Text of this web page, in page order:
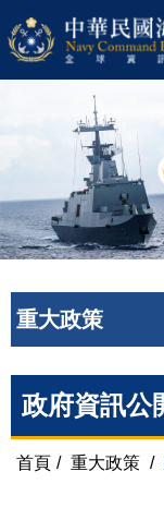
重大政策
政府資訊公
首頁 / 重大政策 /